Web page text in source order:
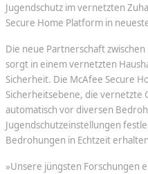
Jugendschutz im vernetzten
Secure Home Platform in
Die neue Partnerschaft
sorgt in einem vernetzten
Sicherheit. Die McAfee Secure
Sicherheitsebene, die vernetzte
automatisch vor diversen
Jugendschutzeinstellungen
Bedrohungen in Echtzeit
»Unsere jüngsten Forschungen